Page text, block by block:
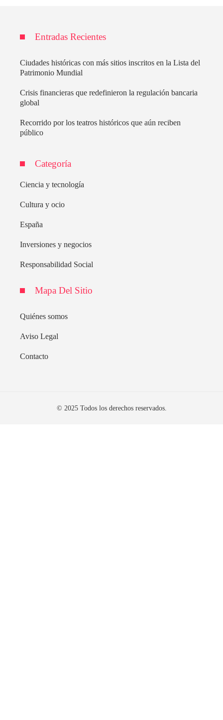
Entradas Recientes
Ciudades históricas con más sitios inscritos en la Lista del
Patrimonio Mundial
Crisis financieras que redefinieron la regulación bancaria
global
Recorrido por los teatros históricos que aún reciben
público
Categoría
Ciencia y tecnología
Cultura y ocio
España
Inversiones y negocios
Responsabilidad Social
Mapa Del Sitio
Quiénes somos
Aviso Legal
Contacto
© 2025 Todos los derechos reservados.